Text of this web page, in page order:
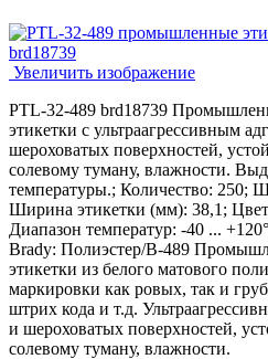
Увеличить изображение
PTL-32-489 brd18739
этикетки с ультраагрессивным
шероховатых поверхностей,
солевому туману, влажности.
температуры.; Количество: 250;
Ширина этикетки (мм): 38,1;
Диапазон температур: -40 ...
Brady: Полиэстер/В-489
этикетки из белого матового
маркировки как ровых, так и
штрих кода и т.д.
и шероховатых поверхностей,
солевому туману, влажности.